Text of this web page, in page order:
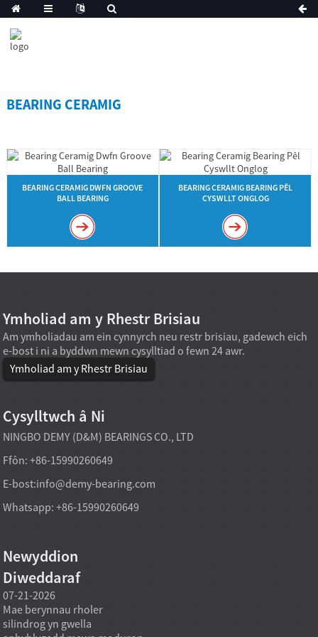
BEARING CERAMIG
BEARING CERAMIG DWFN GROOVE
BALL BEARING
BEARING CERAMIG BEARING PÊL
CYSWLLT ONGLOG
Ymholiad am y Rhestr Brisiau
Am ymholiadau am ein cynnyrch neu restr brisiau, gadewch eich
e-bost i ni a byddwn mewn cysylltiad o fewn 24 awr.
Ymholiad am y Rhestr Brisiau
Cysylltwch â Ni
NINGBO DEMY (D&M) BEARINGS CO., LTD
Ffôn: +86-15990260649
E-bost:info@demy-bearing.com
Whatsapp: +86-15990260649
Newyddion
Diweddaraf
07-21-2026
Mae berynnau rholer
silindrog yn gwella